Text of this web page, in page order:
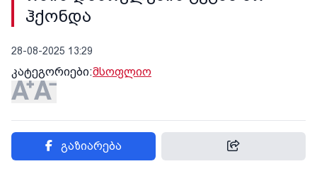
ჰქონდა
28-08-2025 13:29
კატეგორიები:მსოფლიო
გაზიარება